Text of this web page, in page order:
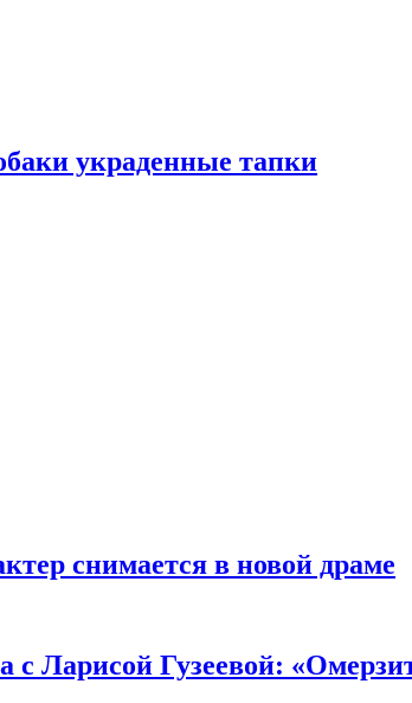
украденные тапки
снимается в новой драме
Ларисой Гузеевой: